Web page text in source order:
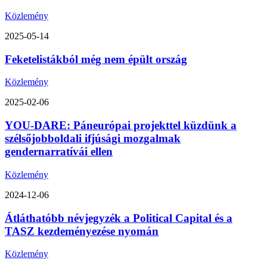
Közlemény
2025-05-14
Feketelistákból még nem épült ország
Közlemény
2025-02-06
YOU-DARE: Páneurópai projekttel küzdünk a
szélsőjobboldali ifjúsági mozgalmak
gendernarratívái ellen
Közlemény
2024-12-06
Átláthatóbb névjegyzék a Political Capital és a
TASZ kezdeményezése nyomán
Közlemény